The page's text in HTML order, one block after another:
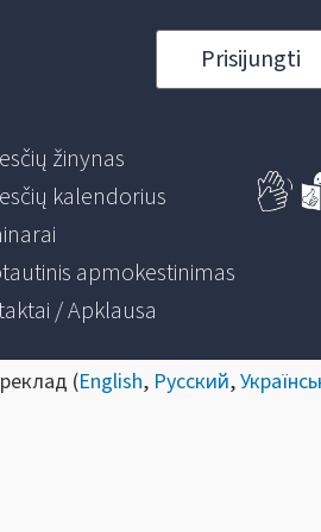
Prisijungti
žinynas
kalendorius
apmokestinimas
/ Apklausa
(English, Русский,